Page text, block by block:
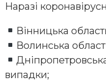
Наразі
Вінницька
Волинська
випадки;